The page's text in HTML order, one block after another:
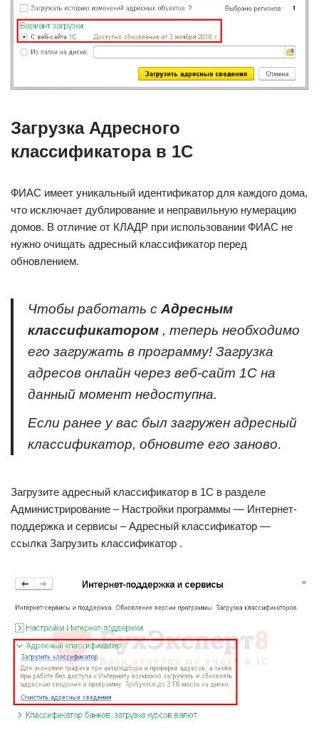
Загрузка Адресного
классификатора в 1С
ФИАС имеет уникальный идентификатор для каждого дома,
что исключает дублирование и неправильную нумерацию
домов. В отличие от КЛАДР при использовании ФИАС не
нужно очищать адресный классификатор перед
обновлением.
Чтобы работать с Адресным
классификатором , теперь необходимо
его загружать в программу! Загрузка
адресов онлайн через веб-сайт 1С на
данный момент недоступна.
Если ранее у вас был загружен адресный
классификатор, обновите его заново.
Загрузите адресный классификатор в 1С в разделе
Администрирование – Настройки программы — Интернет-
поддержка и сервисы – Адресный классификатор —
ссылка Загрузить классификатор .